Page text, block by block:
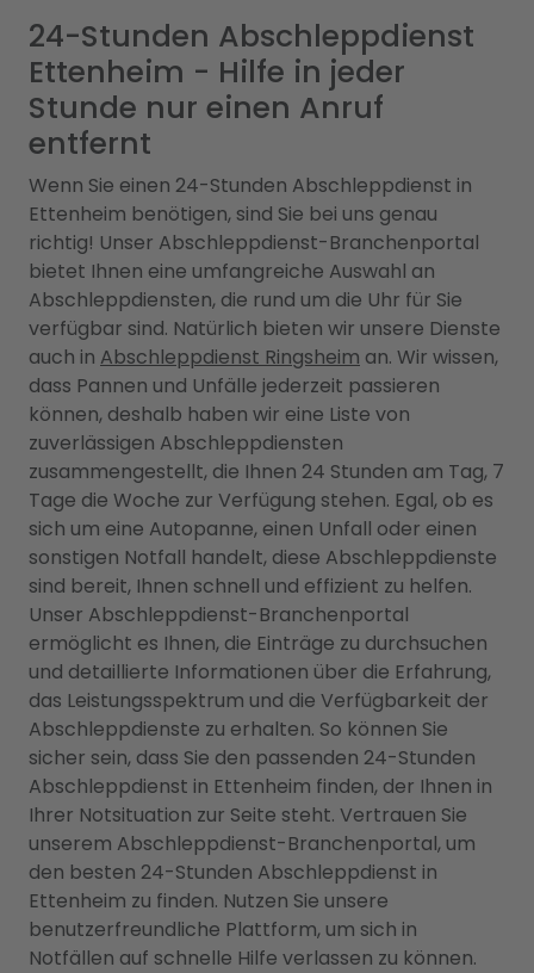
24-Stunden Abschleppdienst
Ettenheim - Hilfe in jeder
Stunde nur einen Anruf
entfernt
Wenn Sie einen 24-Stunden Abschleppdienst in
Ettenheim benötigen, sind Sie bei uns genau
richtig! Unser Abschleppdienst-Branchenportal
bietet Ihnen eine umfangreiche Auswahl an
Abschleppdiensten, die rund um die Uhr für Sie
verfügbar sind. Natürlich bieten wir unsere Dienste
auch in Abschleppdienst Ringsheim an. Wir wissen,
dass Pannen und Unfälle jederzeit passieren
können, deshalb haben wir eine Liste von
zuverlässigen Abschleppdiensten
zusammengestellt, die Ihnen 24 Stunden am Tag, 7
Tage die Woche zur Verfügung stehen. Egal, ob es
sich um eine Autopanne, einen Unfall oder einen
sonstigen Notfall handelt, diese Abschleppdienste
sind bereit, Ihnen schnell und effizient zu helfen.
Unser Abschleppdienst-Branchenportal
ermöglicht es Ihnen, die Einträge zu durchsuchen
und detaillierte Informationen über die Erfahrung,
das Leistungsspektrum und die Verfügbarkeit der
Abschleppdienste zu erhalten. So können Sie
sicher sein, dass Sie den passenden 24-Stunden
Abschleppdienst in Ettenheim finden, der Ihnen in
Ihrer Notsituation zur Seite steht. Vertrauen Sie
unserem Abschleppdienst-Branchenportal, um
den besten 24-Stunden Abschleppdienst in
Ettenheim zu finden. Nutzen Sie unsere
benutzerfreundliche Plattform, um sich in
Notfällen auf schnelle Hilfe verlassen zu können.